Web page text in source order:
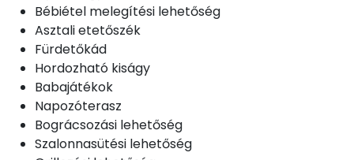
Bébiétel melegítési lehetőség
Asztali etetőszék
Fürdetőkád
Hordozható kiságy
Babajátékok
Napozóterasz
Bográcsozási lehetőség
Szalonnasütési lehetőség